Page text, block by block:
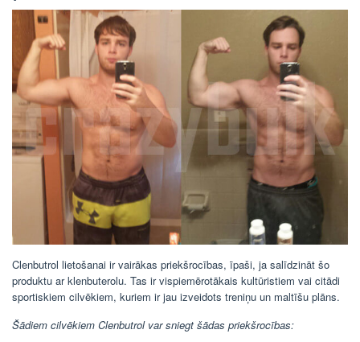
Clenbutrol lietošanai ir vairākas priekšrocības, īpaši, ja salīdzināt šo
produktu ar klenbuterolu. Tas ir vispiemērotākais kultūristiem vai citādi
sportiskiem cilvēkiem, kuriem ir jau izveidots treniņu un maltīšu plāns.
Šādiem cilvēkiem Clenbutrol var sniegt šādas priekšrocības: